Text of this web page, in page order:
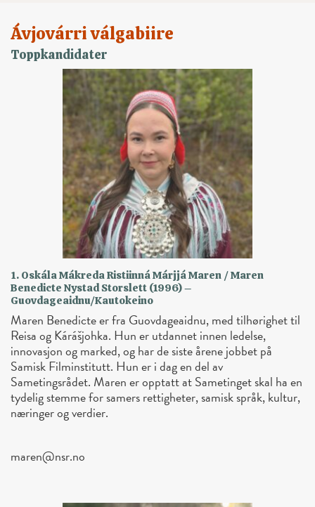
Ávjovárri válgabiire
Toppkandidater
1. Oskála Mákreda Ristiinná Márjjá Maren / Maren
Benedicte Nystad Storslett (1996) –
Guovdageaidnu/Kautokeino
Maren Benedicte er fra Guovdageaidnu, med tilhørighet til
Reisa og Kárášjohka. Hun er utdannet innen ledelse,
innovasjon og marked, og har de siste årene jobbet på
Samisk Filminstitutt. Hun er i dag en del av
Sametingsrådet. Maren er opptatt at Sametinget skal ha en
tydelig stemme for samers rettigheter, samisk språk, kultur,
næringer og verdier.
maren@nsr.no